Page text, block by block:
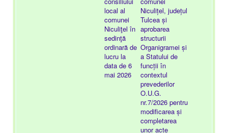
local al
comunei
Niculiţel în
sedinţă
ordinară de
lucru la
data de 6
mai 2026
Niculițel, județul
Tulcea și
aprobarea
structurii
Organigramei și
a Statului de
funcții în
contextul
prevederilor
O.U.G.
nr.7/2026 pentru
modificarea și
completarea
unor acte